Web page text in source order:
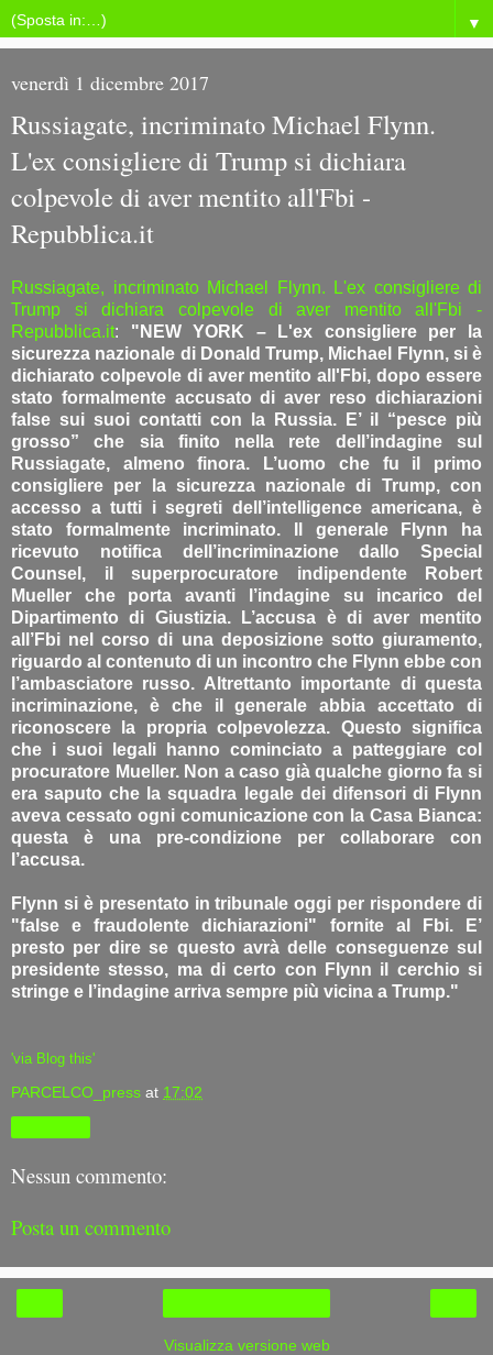
▼
venerdì 1 dicembre 2017
Russiagate, incriminato Michael Flynn.
L'ex consigliere di Trump si dichiara
colpevole di aver mentito all'Fbi -
Repubblica.it
Russiagate, incriminato Michael Flynn. L'ex consigliere di
Trump si dichiara colpevole di aver mentito all'Fbi -
Repubblica.it: "NEW YORK – L'ex consigliere per la
sicurezza nazionale di Donald Trump, Michael Flynn, si è
dichiarato colpevole di aver mentito all'Fbi, dopo essere
stato formalmente accusato di aver reso dichiarazioni
false sui suoi contatti con la Russia. E’ il “pesce più
grosso” che sia finito nella rete dell’indagine sul
Russiagate, almeno finora. L’uomo che fu il primo
consigliere per la sicurezza nazionale di Trump, con
accesso a tutti i segreti dell’intelligence americana, è
stato formalmente incriminato. Il generale Flynn ha
ricevuto notifica dell’incriminazione dallo Special
Counsel, il superprocuratore indipendente Robert
Mueller che porta avanti l’indagine su incarico del
Dipartimento di Giustizia. L’accusa è di aver mentito
all’Fbi nel corso di una deposizione sotto giuramento,
riguardo al contenuto di un incontro che Flynn ebbe con
l’ambasciatore russo. Altrettanto importante di questa
incriminazione, è che il generale abbia accettato di
riconoscere la propria colpevolezza. Questo significa
che i suoi legali hanno cominciato a patteggiare col
procuratore Mueller. Non a caso già qualche giorno fa si
era saputo che la squadra legale dei difensori di Flynn
aveva cessato ogni comunicazione con la Casa Bianca:
questa è una pre-condizione per collaborare con
l’accusa.
Flynn si è presentato in tribunale oggi per rispondere di
"false e fraudolente dichiarazioni" fornite al Fbi. E’
presto per dire se questo avrà delle conseguenze sul
presidente stesso, ma di certo con Flynn il cerchio si
stringe e l’indagine arriva sempre più vicina a Trump."
'via Blog this'
PARCELCO_press at 17:02
Nessun commento:
Posta un commento
Visualizza versione web